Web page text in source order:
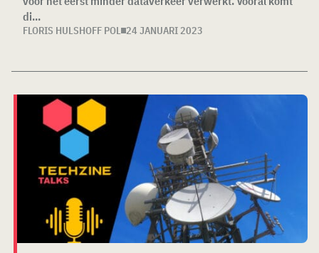
di...
FLORIS HULSHOFF POL 24 JANUARI 2023